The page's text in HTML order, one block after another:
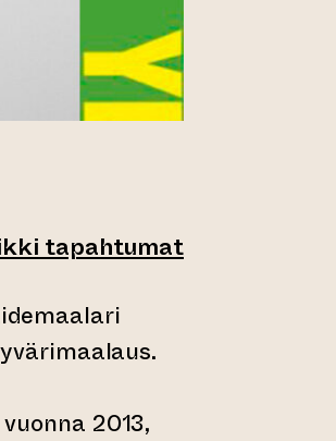
tapahtumat
2013,